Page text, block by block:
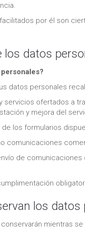
por él son
los datos
datos personales
servicios ofertados a
y mejora del
de los formularios
comunicaciones
de
los datos
mientras